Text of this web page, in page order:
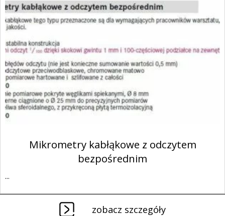
Mikrometry kabłąkowe z odczytem
bezpośrednim
...
zobacz szczegóły